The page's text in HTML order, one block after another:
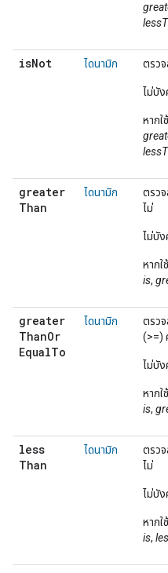
isNot ไดนามิก ตรวจ
ไม่บั
หาก
greater
Than
ไดนามิก
ตรว
ไม่
ไม่บั
หาก
is,
greater
ThanOr
EqualTo
ไดนามิก
ตรว
(>=)
ไม่บั
หาก
is,
less
Than
ไดนามิก
ตรว
ไม่
ไม่บั
หาก
is,